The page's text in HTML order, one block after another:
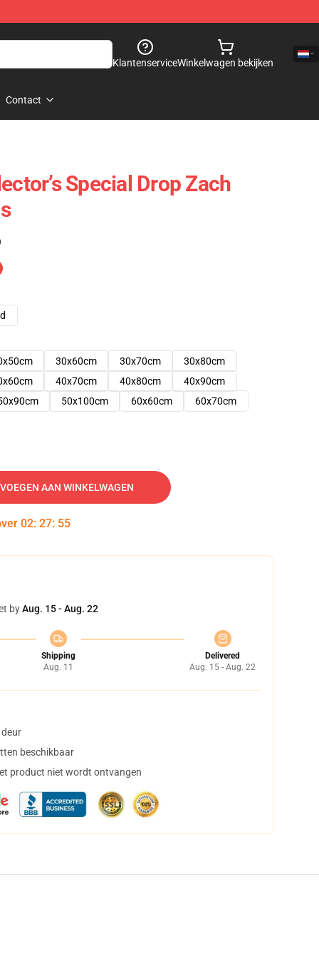
KlantenserviceWinkelwagen bekijken
Contact
Special Drop Zach
30x60cm 30x70cm
30x80cm
40x70cm 40x80cm
40x90cm
50x100cm 60x60cm
60x70cm
AAN WINKELWAGEN
02: 27: 54
byAug. 15 - Aug. 22
Shipping
Aug. 11
Delivered
Aug. 15 - Aug. 22
beschikbaar
product niet wordt ontvangen